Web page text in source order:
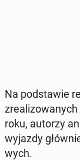
Na pod­sta­wie
roku, autorzy
wyjazdy
wych.